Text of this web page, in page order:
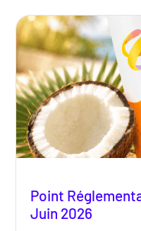
Point
Juin 2026